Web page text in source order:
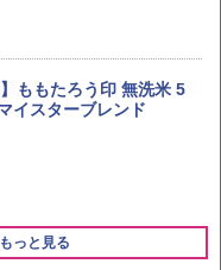
】ももたろう印 無洗米 5
イスターブレンド
っと見る